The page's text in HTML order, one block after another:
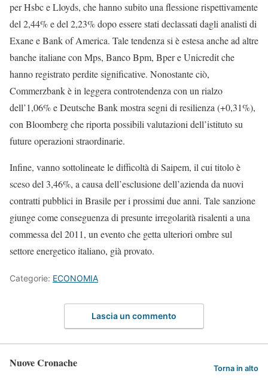
per Hsbc e Lloyds, che hanno subito una flessione rispettivamente
del 2,44% e del 2,23% dopo essere stati declassati dagli analisti di
Exane e Bank of America. Tale tendenza si è estesa anche ad altre
banche italiane con Mps, Banco Bpm, Bper e Unicredit che
hanno registrato perdite significative. Nonostante ciò,
Commerzbank è in leggera controtendenza con un rialzo
dell’1,06% e Deutsche Bank mostra segni di resilienza (+0,31%),
con Bloomberg che riporta possibili valutazioni dell’istituto su
future operazioni straordinarie.
Infine, vanno sottolineate le difficoltà di Saipem, il cui titolo è
sceso del 3,46%, a causa dell’esclusione dell’azienda da nuovi
contratti pubblici in Brasile per i prossimi due anni. Tale sanzione
giunge come conseguenza di presunte irregolarità risalenti a una
commessa del 2011, un evento che getta ulteriori ombre sul
settore energetico italiano, già provato.
Categorie: ECONOMIA
Lascia un commento
Nuove Cronache Torna in alto